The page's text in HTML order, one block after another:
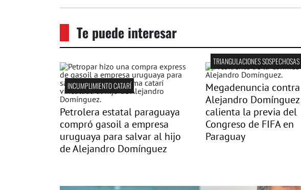
Te puede interesar
INCUMPLIMIENTO CATARÍ
Petrolera estatal paraguaya
compró gasoil a empresa
uruguaya para salvar al hijo
de Alejandro Domínguez
Megadenuncia contra
Alejandro Domínguez
calienta la previa del
Congreso de FIFA en
Paraguay